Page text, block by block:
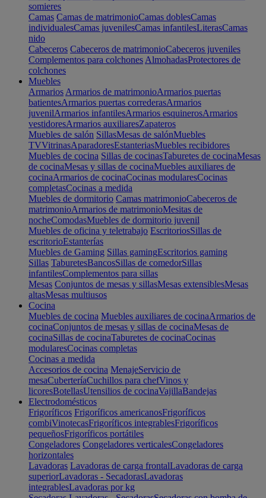
somieres
Camas Camas de matrimonioCamas doblesCamas
individualesCamas juvenilesCamas infantilesLiterasCamas
nido
Cabeceros Cabeceros de matrimonioCabeceros juveniles
Complementos para colchones AlmohadasProtectores de
colchones
Muebles
Armarios Armarios de matrimonioArmarios puertas
batientesArmarios puertas correderasArmarios
juvenilArmarios infantilesArmarios esquinerosArmarios
vestidoresArmarios auxiliaresZapateros
Muebles de salón SillasMesas de salónMuebles
TVVitrinasAparadoresEstanteriasMuebles recibidores
Muebles de cocina Sillas de cocinasTaburetes de cocinaMesas
de cocinaMesas y sillas de cocinaMuebles auxiliares de
cocinaArmarios de cocinaCocinas modularesCocinas
completasCocinas a medida
Muebles de dormitorio Camas matrimonioCabeceros de
matrimonioArmarios de matrimonioMesitas de
nocheComodasMuebles de dormitorio juvenil
Muebles de oficina y teletrabajo EscritoriosSillas de
escritorioEstanterías
Muebles de Gaming Sillas gamingEscritorios gaming
Sillas TaburetesBancosSillas de comedorSillas
infantilesComplementos para sillas
Mesas Conjuntos de mesas y sillasMesas extensiblesMesas
altasMesas multiusos
Cocina
Muebles de cocina Muebles auxiliares de cocinaArmarios de
cocinaConjuntos de mesas y sillas de cocinaMesas de
cocinaSillas de cocinaTaburetes de cocinaCocinas
modularesCocinas completas
Cocinas a medida
Accesorios de cocina MenajeServicio de
mesaCuberteríaCuchillos para chefVinos y
licoresBotellasUtensilios de cocinaVajillaBandejas
Electrodomésticos
Frigoríficos Frigoríficos americanosFrigoríficos
combiVinotecasFrigoríficos integrablesFrigoríficos
pequeñosFrigoríficos portátiles
Congeladores Congeladores verticalesCongeladores
horizontales
Lavadoras Lavadoras de carga frontalLavadoras de carga
superiorLavadoras - SecadorasLavadoras
integrablesLavadoras por kg